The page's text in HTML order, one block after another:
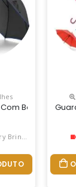
| Bolsa: Ø40 X
Acionar O
Borda